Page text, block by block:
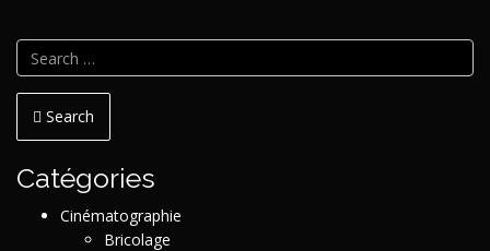
Search
Catégories
Cinématographie
Bricolage